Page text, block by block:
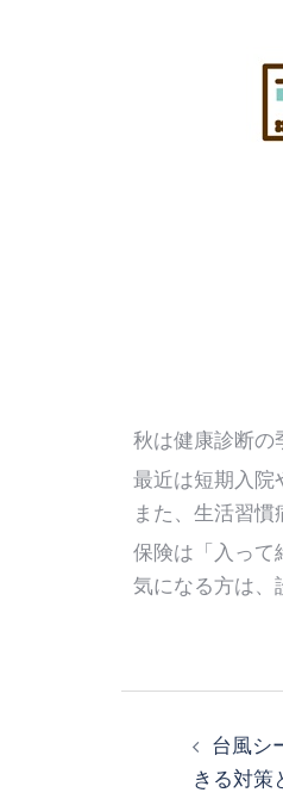
秋は健康診断の
最近は短期入院
また、生活習
保険は「入って
気になる方は、
台風シ
きる対策